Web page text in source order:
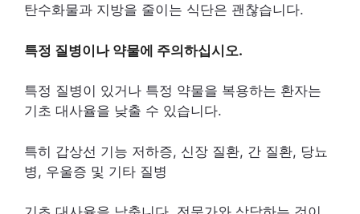
탄수화물과 지방을 줄이는 식단은 괜찮습니다.
특정 질병이나 약물에 주의하십시오.
특정 질병이 있거나 특정 약물을 복용하는 환자는
기초 대사율을 낮출 수 있습니다.
특히 갑상선 기능 저하증, 신장 질환, 간 질환, 당뇨
병, 우울증 및 기타 질병